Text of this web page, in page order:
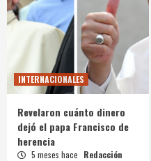
INTERNACIONALES
Revelaron cuánto dinero
dejó el papa Francisco de
herencia
5 meses hace Redacción